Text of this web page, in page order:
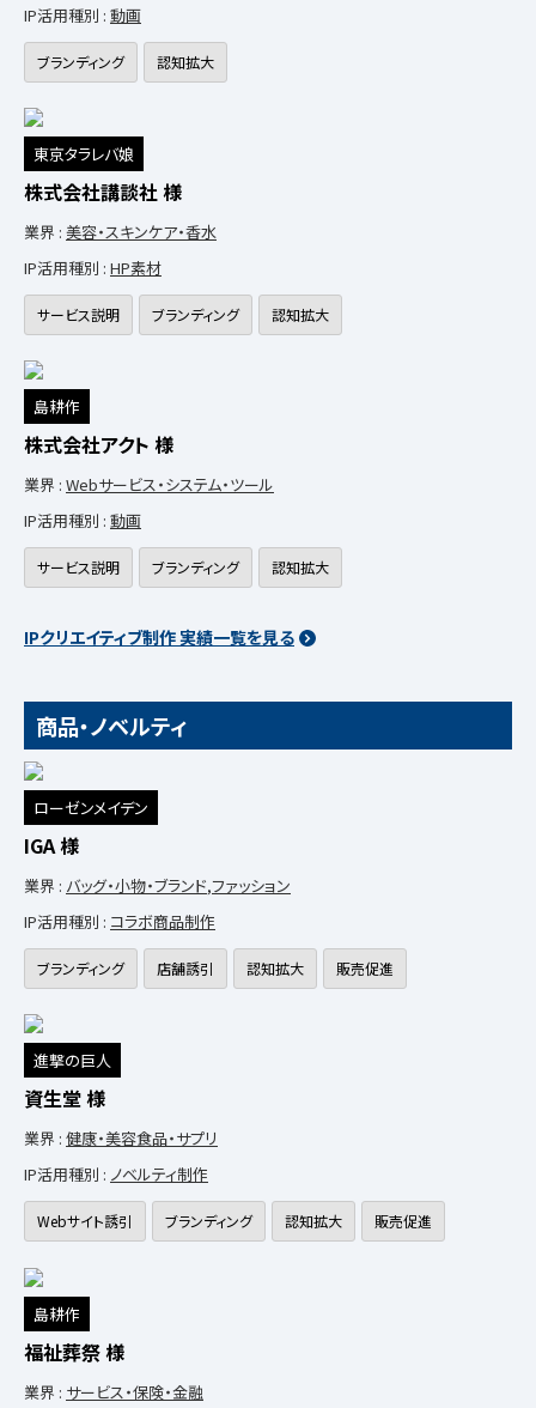
IP活用種別 : 動画
ブランディング 認知拡大
東京タラレバ娘
株式会社講談社 様
業界 : 美容・スキンケア・香水
IP活用種別 : HP素材
サービス説明 ブランディング 認知拡大
島耕作
株式会社アクト 様
業界 : Webサービス・システム・ツール
IP活用種別 : 動画
サービス説明 ブランディング 認知拡大
IPクリエイティブ制作 実績一覧を見る
商品・ノベルティ
ローゼンメイデン
IGA 様
業界 : バッグ・小物・ブランド,ファッション
IP活用種別 : コラボ商品制作
ブランディング 店舗誘引 認知拡大 販売促進
進撃の巨人
資生堂 様
業界 : 健康・美容食品・サプリ
IP活用種別 : ノベルティ制作
Webサイト誘引 ブランディング 認知拡大 販売促進
島耕作
福祉葬祭 様
業界 : サービス・保険・金融